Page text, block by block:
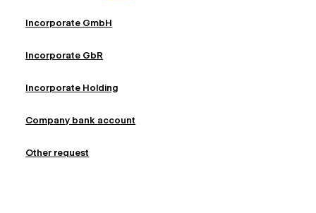
Incorporate GmbH
Incorporate GbR
Incorporate Holding
Company bank account
Other request